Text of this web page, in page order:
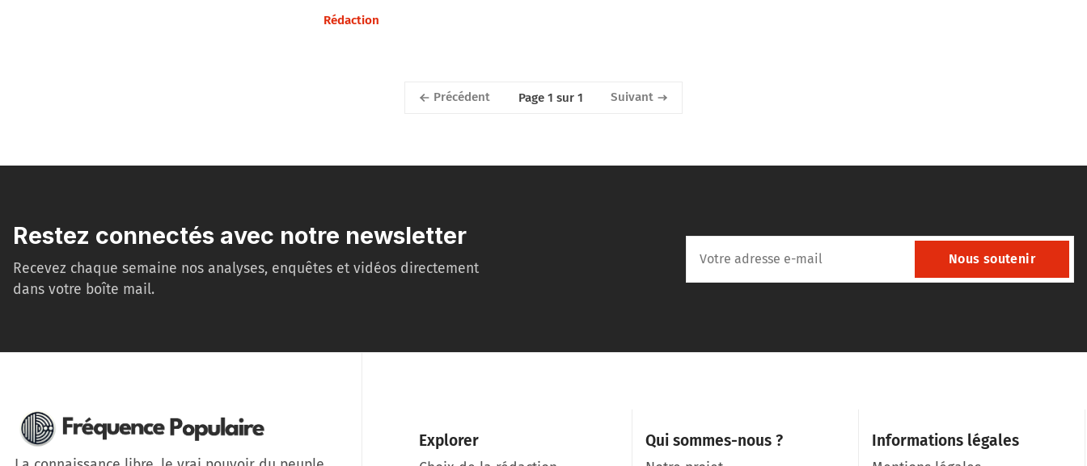
Rédaction
Précédent Page 1 sur 1 Suivant
Restez connectés avec notre newsletter
Recevez chaque semaine nos analyses, enquêtes et vidéos directement
dans votre boîte mail.
Nous soutenir
Explorer Qui sommes-nous ? Informations légales